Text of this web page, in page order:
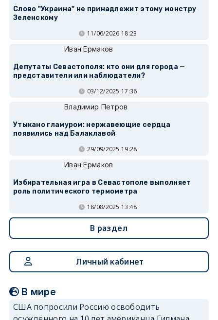
Слово "Украина" не принадлежит этому монстру
Зеленскому
11/06/2026 18:23
Иван Ермаков
Депутаты Севастополя: кто они для города —
представители или наблюдатели?
03/12/2025 17:36
Владимир Петров
Утыкано гламуром: нержавеющие сердца
появились над Балаклавой
29/09/2025 19:28
Иван Ермаков
Избирательная игра в Севастополе выполняет
роль политического термометра
18/08/2025 13:48
В раздел
Личный кабинет
В мире
США попросили Россию освободить